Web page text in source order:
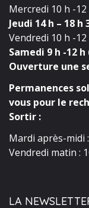
Mercredi 10 h -
Jeudi 14 h – 18
Vendredi 10 h -
Samedi 9 h -12
Ouverture une
Permanences
vous pour le
Sortir :
Mardi après-midi
Vendredi matin :
LA